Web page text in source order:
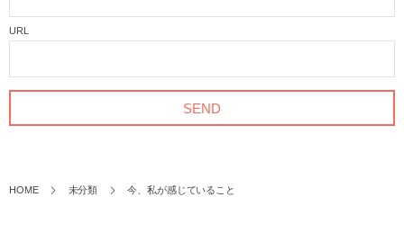
URL
HOME 未分類 今、私が感じていること